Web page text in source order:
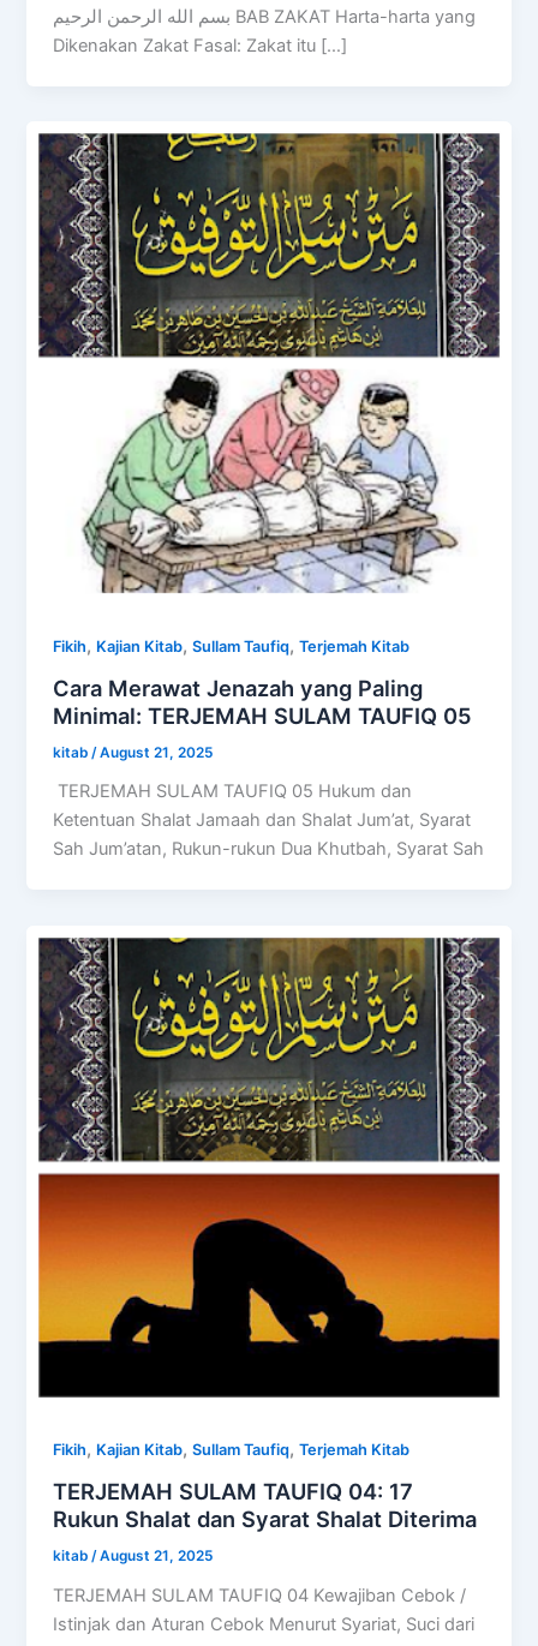
بسم الله الرحمن الرحيم BAB ZAKAT Harta-harta yang
Dikenakan Zakat Fasal: Zakat itu […]
Fikih, Kajian Kitab,Sullam Taufiq,Terjemah Kitab
Cara Merawat Jenazah yang Paling
Minimal: TERJEMAH SULAM TAUFIQ 05
kitab /August 21, 2025
TERJEMAH SULAM TAUFIQ 05 Hukum dan
Ketentuan Shalat Jamaah dan Shalat Jum’at, Syarat
Sah Jum’atan, Rukun-rukun Dua Khutbah, Syarat Sah
Fikih, Kajian Kitab,Sullam Taufiq,Terjemah Kitab
TERJEMAH SULAM TAUFIQ 04: 17
Rukun Shalat dan Syarat Shalat Diterima
kitab/August 21, 2025
TERJEMAH SULAM TAUFIQ 04 Kewajiban Cebok /
Istinjak dan Aturan Cebok Menurut Syariat, Suci dari